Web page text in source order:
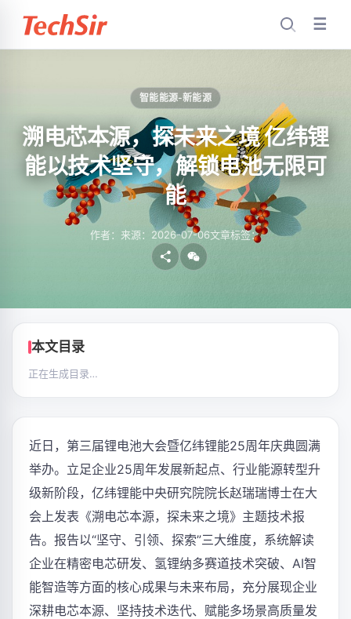
☰
智能能源-新能源
溯电芯本源，探未来之境 亿纬锂
能以技术坚守，解锁电池无限可
能
作者： 来源： 2026-07-06文章标签：
本文目录
正在生成目录…
近日，第三届锂电池大会暨亿纬锂能25周年庆典圆满
举办。立足企业25周年发展新起点、行业能源转型升
级新阶段，亿纬锂能中央研究院院长赵瑞瑞博士在大
会上发表《溯电芯本源，探未来之境》主题技术报
告。报告以“坚守、引领、探索”三大维度，系统解读
企业在精密电芯研发、氢锂纳多赛道技术突破、AI智
能智造等方面的核心成果与未来布局，充分展现企业
深耕电芯本源、坚持技术迭代、赋能多场景高质量发